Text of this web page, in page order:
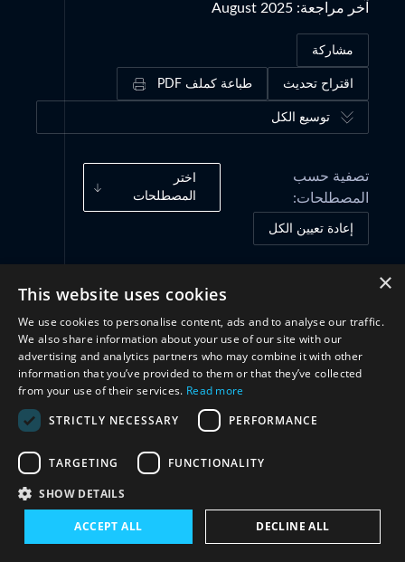
آخر مراجعة:
August 2025
مشاركة
اقتراح تحديث طباعة كملف PDF
توسيع الكل
تصفية حسب
المصطلحات:
اختر
المصطلحات
إعادة تعيين الكل
الهياكل(2)
×
This website uses cookies
We use cookies to personalise content, ads and to analyse our traffic.
We also share information about your use of our site with our
advertising and analytics partners who may combine it with other
information that you’ve provided to them or that they’ve collected
from your use of their services. Read more
STRICTLY NECESSARY
PERFORMANCE
TARGETING FUNCTIONALITY
SHOW DETAILS
ACCEPT ALL DECLINE ALL